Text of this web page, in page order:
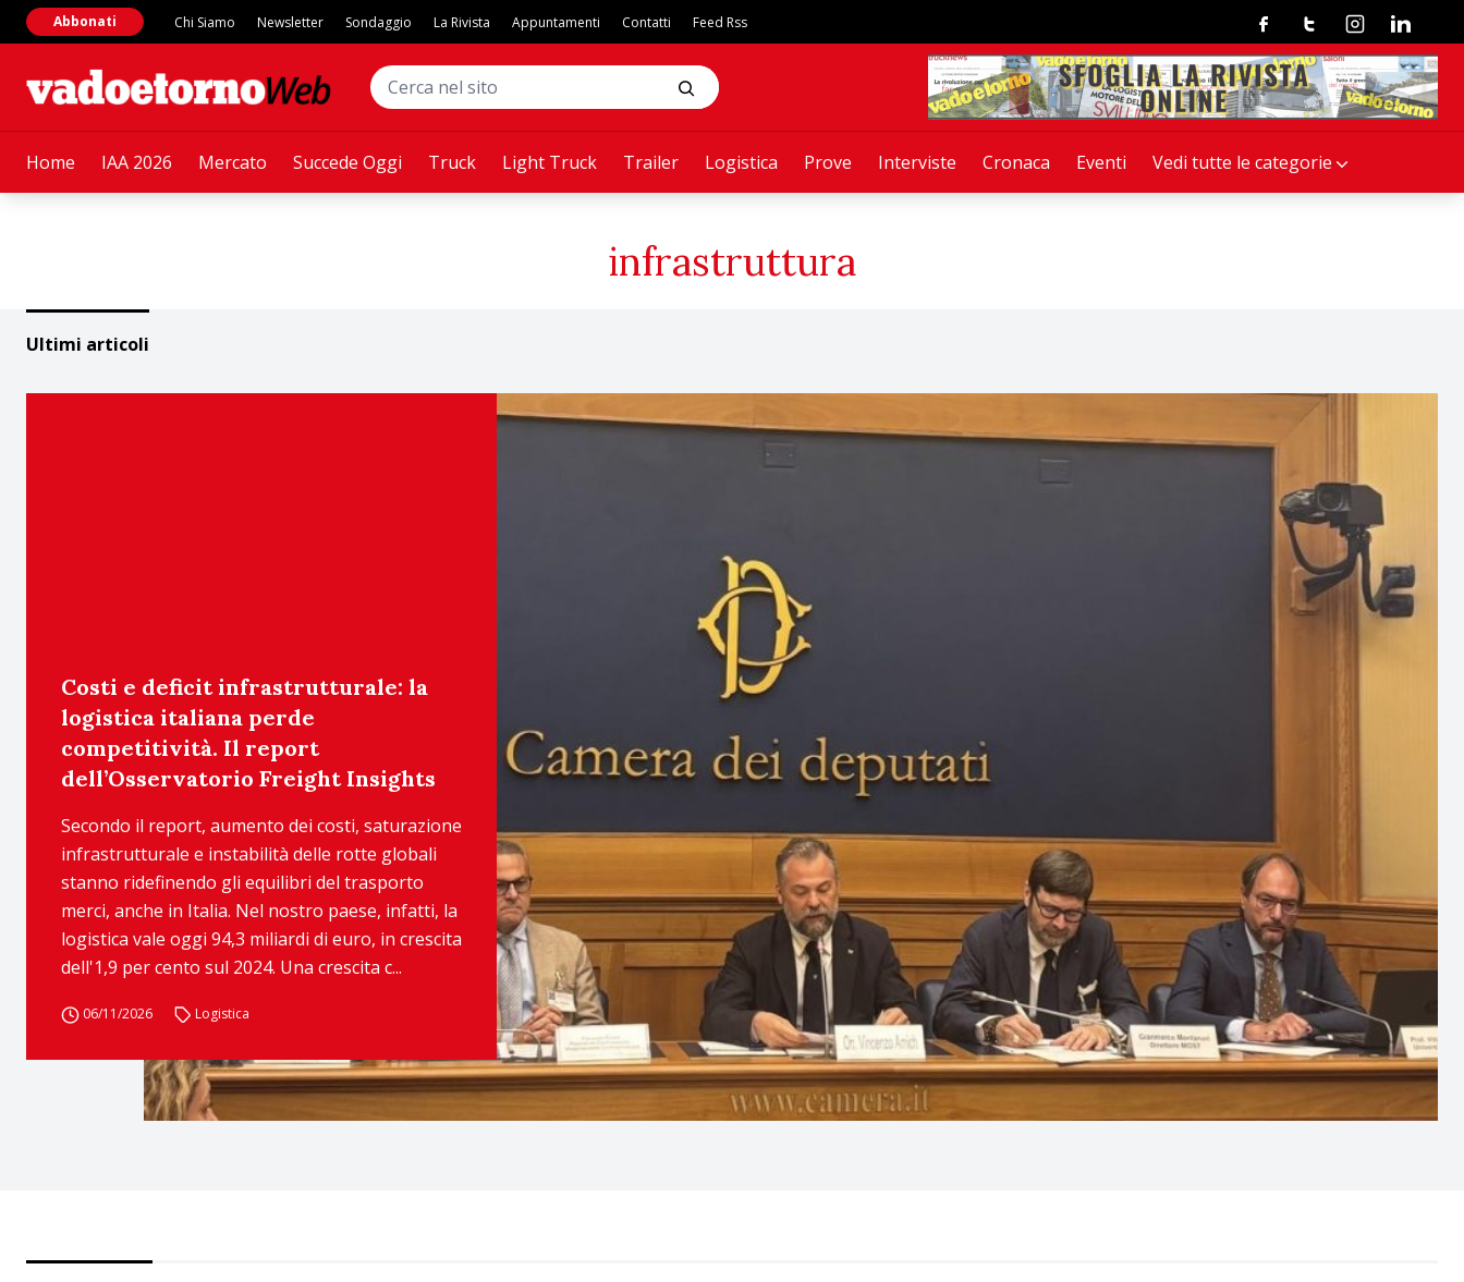
Home IAA 2026 Mercato Succede Oggi Truck Light Truck Trailer Logistica Prove Interviste Cronaca Eventi Vedi tutte le categorie
Abbonati Chi Siamo Newsletter Sondaggio La Rivista Appuntamenti Contatti Feed Rss FacebookTwitterInstagramLinkedin
infrastruttura
Ultimi articoli
Costi e deficit infrastrutturale: la
logistica italiana perde
competitività. Il report
dell’Osservatorio Freight Insights
Secondo il report, aumento dei costi, saturazione
infrastrutturale e instabilità delle rotte globali
stanno ridefinendo gli equilibri del trasporto
merci, anche in Italia. Nel nostro paese, infatti, la
logistica vale oggi 94,3 miliardi di euro, in crescita
dell'1,9 per cento sul 2024. Una crescita c...
06/11/2026 Logistica